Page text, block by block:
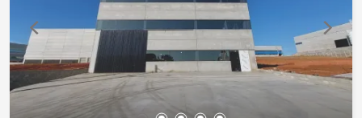
bairros como Campolim e Centro. O projeto
arquitetônico para reforma do imóvel será
contribuição do proprietário que está aberto á
negociação para reforma Se você procura um
imóvel amplo, térreo e com múltiplas
possibilidades de uso, acabou de encontrar!